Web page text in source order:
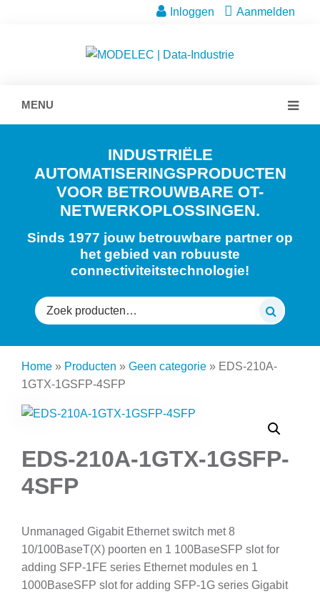
Inloggen Aanmelden
MENU
INDUSTRIËLE
AUTOMATISERINGSPRODUCTEN
VOOR BETROUWBARE OT-
NETWERKOPLOSSINGEN.
Sinds 1977 jouw betrouwbare partner op
het gebied van robuuste
connectiviteitstechnologie!
Zoeken
naar:
Home » Producten » Geen categorie » EDS-210A-
1GTX-1GSFP-4SFP
EDS-210A-1GTX-1GSFP-
4SFP
Unmanaged Gigabit Ethernet switch met 8
10/100BaseT(X) poorten en 1 100BaseSFP slot for
adding SFP-1FE series Ethernet modules en 1
1000BaseSFP slot for adding SFP-1G series Gigabit